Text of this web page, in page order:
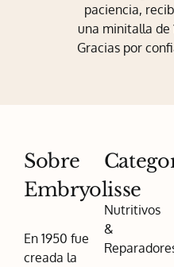
paciencia,
una minitalla de
Gracias por
Sobre
Embryolisse
En 1950 fue
creada la
Nutritivos
&